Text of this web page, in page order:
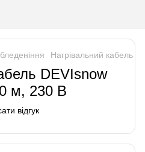
Нагрівальний кабель
DEVIsnow
м, 230 В
відгук